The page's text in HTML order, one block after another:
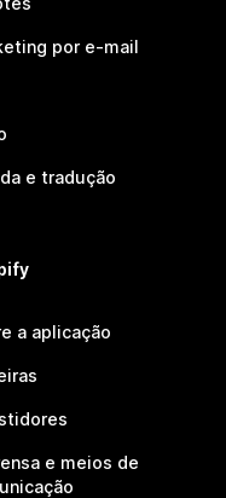
por e-mail
e tradução
a aplicação
e meios de